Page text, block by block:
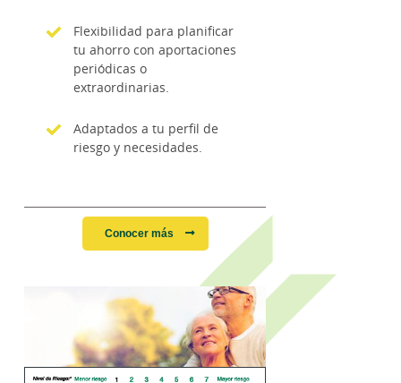
Flexibilidad para planificar
tu ahorro con aportaciones
periódicas o
extraordinarias.
Adaptados a tu perfil de
riesgo y necesidades.
Conocer más